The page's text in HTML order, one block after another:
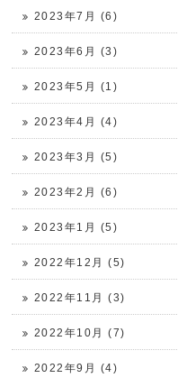
2023年7月 (6)
2023年6月 (3)
2023年5月 (1)
2023年4月 (4)
2023年3月 (5)
2023年2月 (6)
2023年1月 (5)
2022年12月 (5)
2022年11月 (3)
2022年10月 (7)
2022年9月 (4)